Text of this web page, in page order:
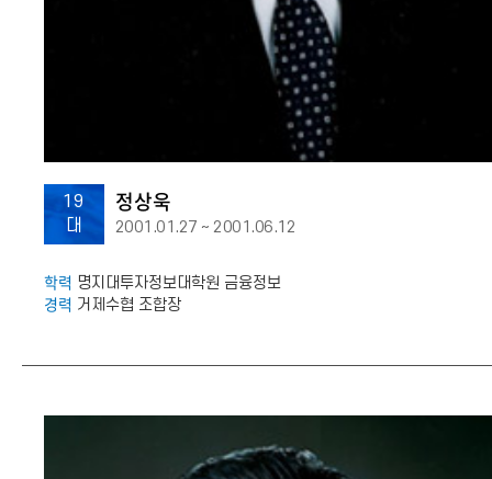
19
대
정상욱
2001.01.27 ~ 2001.06.12
학력 명지대투자정보대학원 금융정보
경력 거제수협 조합장